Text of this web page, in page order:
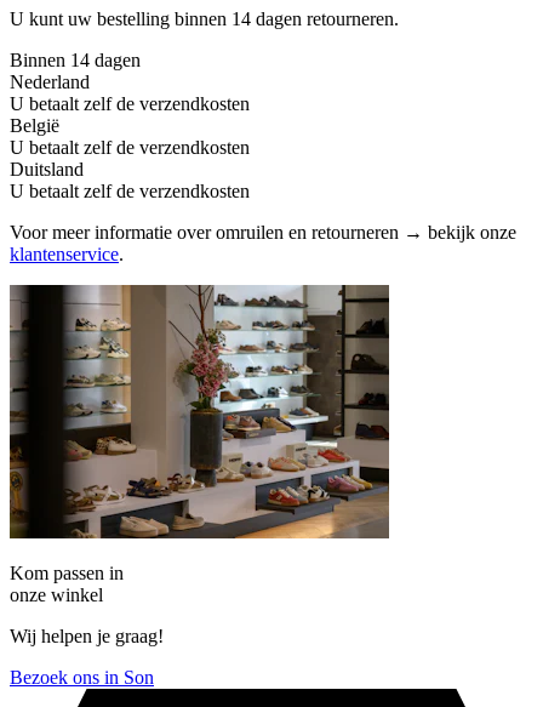
U kunt uw bestelling binnen 14 dagen retourneren.
Binnen 14 dagen
Nederland
U betaalt zelf de verzendkosten
België
U betaalt zelf de verzendkosten
Duitsland
U betaalt zelf de verzendkosten
Voor meer informatie over omruilen en retourneren → bekijk onze
klantenservice.
Kom passen in
onze winkel
Wij helpen je graag!
Bezoek ons in Son